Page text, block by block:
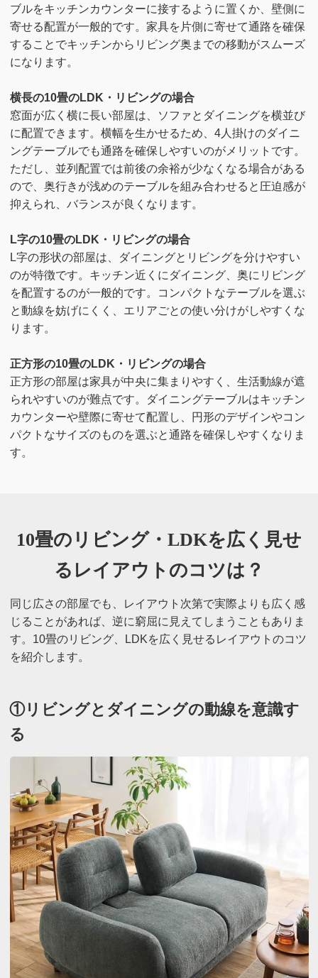
ブルをキッチンカウンターに接するように置くか、壁側に
寄せる配置が一般的です。家具を片側に寄せて通路を確保
することでキッチンからリビング奥までの移動がスムーズ
になります。
横長の10畳のLDK・リビングの場合
窓面が広く横に長い部屋は、ソファとダイニングを横並び
に配置できます。横幅を生かせるため、4人掛けのダイニ
ングテーブルでも通路を確保しやすいのがメリットです。
ただし、並列配置では前後の余裕が少なくなる場合がある
ので、奥行きが浅めのテーブルを組み合わせると圧迫感が
抑えられ、バランスが良くなります。
L字の10畳のLDK・リビングの場合
L字の形状の部屋は、ダイニングとリビングを分けやすい
のが特徴です。キッチン近くにダイニング、奥にリビング
を配置するのが一般的です。コンパクトなテーブルを選ぶ
と動線を妨げにくく、エリアごとの使い分けがしやすくな
ります。
正方形の10畳のLDK・リビングの場合
正方形の部屋は家具が中央に集まりやすく、生活動線が遮
られやすいのが難点です。ダイニングテーブルはキッチン
カウンターや壁際に寄せて配置し、円形のデザインやコン
パクトなサイズのものを選ぶと通路を確保しやすくなりま
す。
10畳のリビング・LDKを広く見せ
る レイアウトのコツは？
同じ広さの部屋でも、レイアウト次第で実際よりも広く感
じることがあれば、逆に窮屈に見えてしまうこともありま
す。10畳のリビング、LDKを広く見せるレイアウトのコツ
を紹介します。
①リビングとダイニングの動線を意識す
る